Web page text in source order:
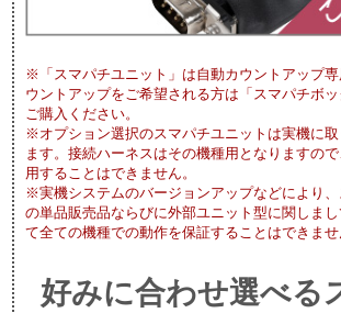
※「スマパチユニット」は自動カウントアップ専
ウントアップをご希望される方は「スマパチボ
ご購入ください。
※オプション選択のスマパチユニットは実機に取
ます。接続ハーネスはその機種用となりますの
用することはできません。
※実機システムのバージョンアップなどにより、
の単品販売品ならびに外部ユニット型に関しま
て全ての機種での動作を保証することはできませ
好みに合わせ選べる